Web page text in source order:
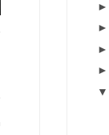
►
►
►
►
▼